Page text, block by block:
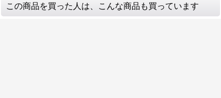
この商品を買った人は、こんな商品も買っています